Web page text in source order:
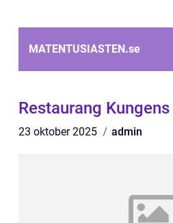
MATENTUSIASTEN.se
Restaurang Kungens
23 oktober 2025 admin